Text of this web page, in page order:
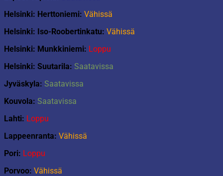
Helsinki: Herttoniemi: Vähissä
Helsinki: Iso-Roobertinkatu: Vähissä
Helsinki: Munkkiniemi: Loppu
Helsinki: Suutarila: Saatavissa
Jyväskyla: Saatavissa
Kouvola: Saatavissa
Lahti: Loppu
Lappeenranta: Vähissä
Pori: Loppu
Porvoo: Vähissä